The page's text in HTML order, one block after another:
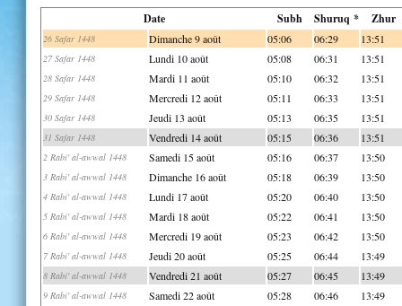
Date Subh Shuruq * Zhur
26 Safar 1448 Dimanche 9 août 05:06 06:29 13:51
27 Safar 1448 Lundi 10 août 05:08 06:31 13:51
28 Safar 1448 Mardi 11 août 05:10 06:32 13:51
29 Safar 1448 Mercredi 12 août 05:11 06:33 13:51
30 Safar 1448 Jeudi 13 août 05:13 06:35 13:51
31 Safar 1448 Vendredi 14 août 05:15 06:36 13:51
2 Rabi' al-awwal 1448 Samedi 15 août 05:16 06:37 13:50
3 Rabi' al-awwal 1448 Dimanche 16 août 05:18 06:39 13:50
4 Rabi' al-awwal 1448 Lundi 17 août 05:20 06:40 13:50
5 Rabi' al-awwal 1448 Mardi 18 août 05:22 06:41 13:50
6 Rabi' al-awwal 1448 Mercredi 19 août 05:23 06:42 13:50
7 Rabi' al-awwal 1448 Jeudi 20 août 05:25 06:44 13:49
8 Rabi' al-awwal 1448 Vendredi 21 août 05:27 06:45 13:49
9 Rabi' al-awwal 1448 Samedi 22 août 05:28 06:46 13:49